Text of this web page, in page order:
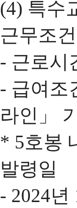
(4) 특수
근무조건
- 근로시
- 급여조
라인」
* 5호봉
발령일
- 2024